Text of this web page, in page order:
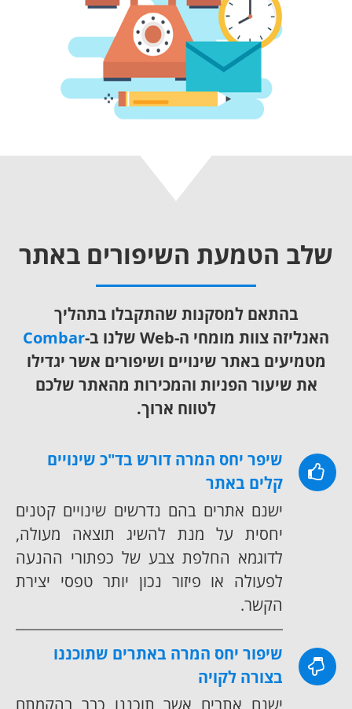
שלב הטמעת השיפורים באתר
בהתאם למסקנות שהתקבלו בתהליך
האנליזה צוות מומחי ה-Web שלנו ב-
Combar
מטמיעים באתר שינויים ושיפורים אשר יגדילו
את שיעור הפניות והמכירות מהאתר שלכם
לטווח ארוך.
שיפר יחס המרה דורש בד"כ שינויים
קלים באתר
ישנם אתרים בהם נדרשים שינויים קטנים
יחסית על מנת להשיג תוצאה מעולה,
לדוגמא החלפת צבע של כפתורי ההנעה
לפעולה או פיזור נכון יותר טפסי יצירת
הקשר.
שיפור יחס המרה באתרים שתוכננו
בצורה לקויה
ישנם אתרים אשר תוכננו כבר בהקמתם